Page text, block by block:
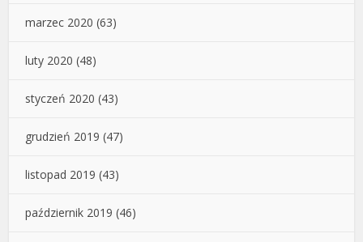
marzec 2020 (63)
luty 2020 (48)
styczeń 2020 (43)
grudzień 2019 (47)
listopad 2019 (43)
październik 2019 (46)